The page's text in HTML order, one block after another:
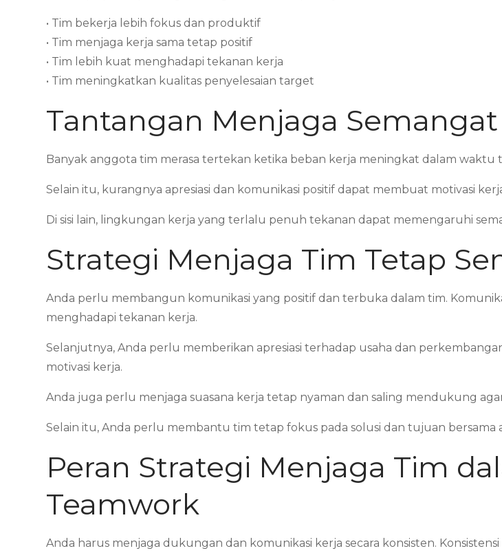
• Tim bekerja lebih fokus dan produktif
• Tim menjaga kerja sama tetap positif
• Tim lebih kuat menghadapi tekanan kerja
• Tim meningkatkan kualitas penyelesaian target
Tantangan Menjaga
Banyak anggota tim merasa tertekan ketika beban kerja meningkat dalam waktu
Selain itu, kurangnya apresiasi dan komunikasi positif dapat membuat motivasi
Di sisi lain, lingkungan kerja yang terlalu penuh tekanan dapat memengaruhi
Strategi Menjaga Tim Tetap
Anda perlu membangun komunikasi yang positif dan terbuka dalam tim.
menghadapi tekanan kerja.
Selanjutnya, Anda perlu memberikan apresiasi terhadap usaha dan
motivasi kerja.
Anda juga perlu menjaga suasana kerja tetap nyaman dan saling mendukung
Selain itu, Anda perlu membantu tim tetap fokus pada solusi dan tujuan bersama
Peran Strategi Menjaga Tim
Teamwork
Anda harus menjaga dukungan dan komunikasi kerja secara konsisten.